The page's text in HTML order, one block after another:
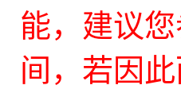
能，建议
间，若因